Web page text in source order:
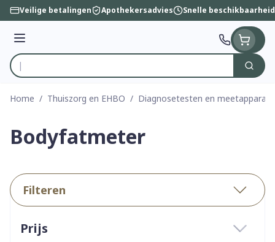
Ga naar de inhoud
Veilige betalingen Apothekersadvies Snelle beschikbaarheid
Menu
Product, merk, categorie...
Zoek
Home / Thuiszorg en EHBO / Diagnosetesten en
Bodyfatmeter
Filteren
Prijs